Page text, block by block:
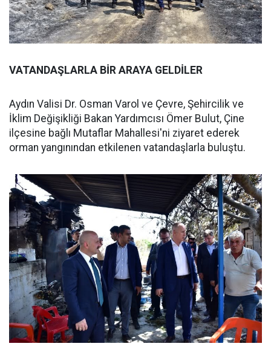
VATANDAŞLARLA BİR ARAYA GELDİLER
Aydın Valisi Dr. Osman Varol ve Çevre, Şehircilik ve
İklim Değişikliği Bakan Yardımcısı Ömer Bulut, Çine
ilçesine bağlı Mutaflar Mahallesi'ni ziyaret ederek
orman yangınından etkilenen vatandaşlarla buluştu.